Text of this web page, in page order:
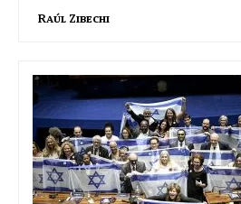
Raúl Zibechi